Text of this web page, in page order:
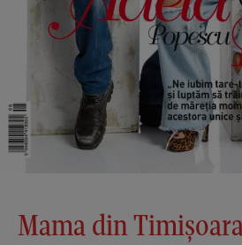
Mama din